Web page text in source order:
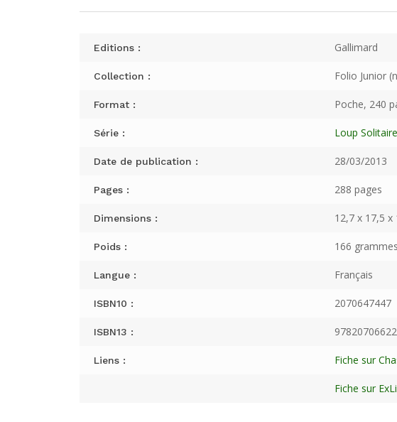
Editions : Gallimard
Collection : Folio Junior
Format : Poche, 240
Série : Loup Solitaire
Date de publication : 28/03/2013
Pages : 288 pages
Dimensions : 12,7 x 17,5 x
Poids : 166 grammes
Langue : Français
ISBN10 : 2070647447
ISBN13 :
Liens : Fiche sur
Fiche sur